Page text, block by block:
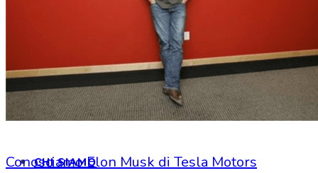
HOME
CHI SIAMO
Conosciamo Elon Musk di Tesla Motors